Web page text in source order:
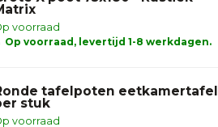
voorraad
Op voorraad, levertijd 1-8 werkdagen.
tafelpoten eetkamertafel
stuk
voorraad